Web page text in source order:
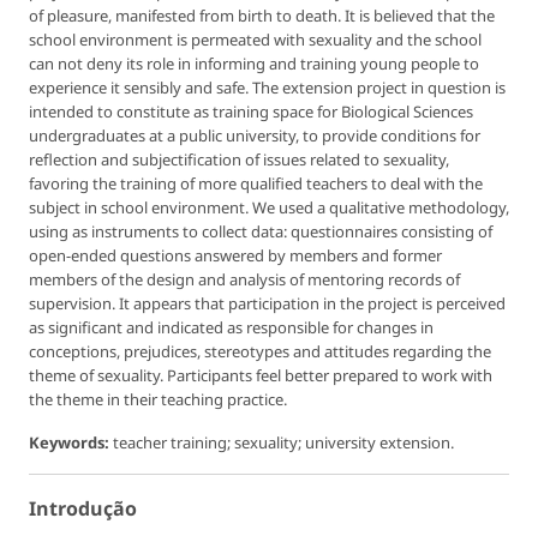
of pleasure, manifested from birth to death. It is believed that the
school environment is permeated with sexuality and the school
can not deny its role in informing and training young people to
experience it sensibly and safe. The extension project in question is
intended to constitute as training space for Biological Sciences
undergraduates at a public university, to provide conditions for
reflection and subjectification of issues related to sexuality,
favoring the training of more qualified teachers to deal with the
subject in school environment. We used a qualitative methodology,
using as instruments to collect data: questionnaires consisting of
open-ended questions answered by members and former
members of the design and analysis of mentoring records of
supervision. It appears that participation in the project is perceived
as significant and indicated as responsible for changes in
conceptions, prejudices, stereotypes and attitudes regarding the
theme of sexuality. Participants feel better prepared to work with
the theme in their teaching practice.
Keywords: teacher training; sexuality; university extension.
Introdução